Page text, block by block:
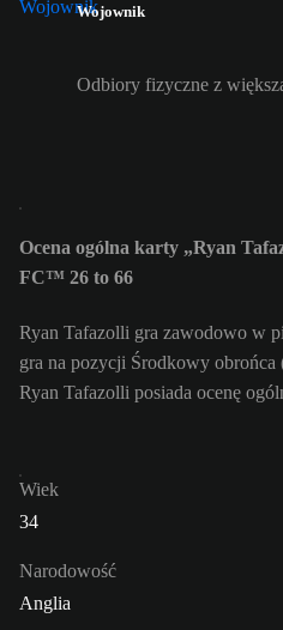
Wojownik
Odbiory fizyczne z
Ocena ogólna karty „Ryan
FC™ 26 to 66
Ryan Tafazolli gra zawodowo w
gra na pozycji Środkowy
Ryan Tafazolli posiada ocenę
Wiek
34
Narodowość
Anglia